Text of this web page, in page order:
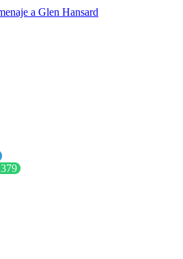
a Glen Hansard